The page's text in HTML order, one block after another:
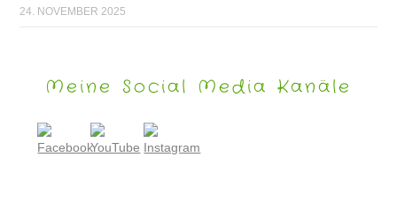
24. NOVEMBER 2025
Meine Social Media Kanäle